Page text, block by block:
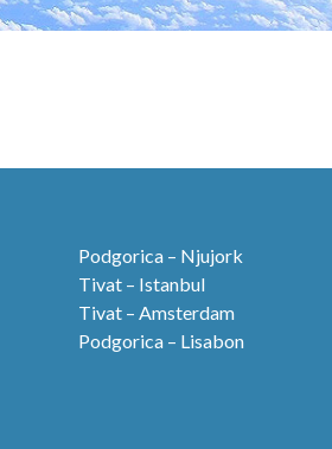
Podgorica – Njujork
Tivat – Istanbul
Tivat – Amsterdam
Podgorica – Lisabon